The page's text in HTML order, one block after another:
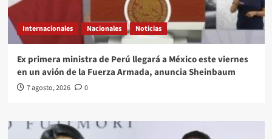
Internacionales Nacionales Noticias
Ex primera ministra de Perú llegará a México este viernes
en un avión de la Fuerza Armada, anuncia Sheinbaum
7 agosto, 2026 0